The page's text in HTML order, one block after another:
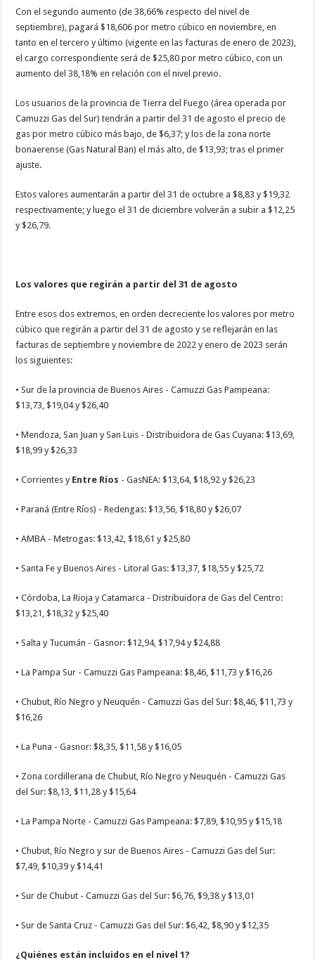
Con el segundo aumento (de 38,66% respecto del nivel de
septiembre), pagará $18,606 por metro cúbico en noviembre, en
tanto en el tercero y último (vigente en las facturas de enero de 2023),
el cargo correspondiente será de $25,80 por metro cúbico, con un
aumento del 38,18% en relación con el nivel previo.
Los usuarios de la provincia de Tierra del Fuego (área operada por
Camuzzi Gas del Sur) tendrán a partir del 31 de agosto el precio de
gas por metro cúbico más bajo, de $6,37; y los de la zona norte
bonaerense (Gas Natural Ban) el más alto, de $13,93; tras el primer
ajuste.
Estos valores aumentarán a partir del 31 de octubre a $8,83 y $19,32
respectivamente; y luego el 31 de diciembre volverán a subir a $12,25
y $26,79.
Los valores que regirán a partir del 31 de agosto
Entre esos dos extremos, en orden decreciente los valores por metro
cúbico que regirán a partir del 31 de agosto y se reflejarán en las
facturas de septiembre y noviembre de 2022 y enero de 2023 serán
los siguientes:
• Sur de la provincia de Buenos Aires - Camuzzi Gas Pampeana:
$13,73, $19,04 y $26,40
• Mendoza, San Juan y San Luis - Distribuidora de Gas Cuyana: $13,69,
$18,99 y $26,33
• Corrientes y Entre Ríos - GasNEA: $13,64, $18,92 y $26,23
• Paraná (Entre Ríos) - Redengas: $13,56, $18,80 y $26,07
• AMBA - Metrogas: $13,42, $18,61 y $25,80
• Santa Fe y Buenos Aires - Litoral Gas: $13,37, $18,55 y $25,72
• Córdoba, La Rioja y Catamarca - Distribuidora de Gas del Centro:
$13,21, $18,32 y $25,40
• Salta y Tucumán - Gasnor: $12,94, $17,94 y $24,88
• La Pampa Sur - Camuzzi Gas Pampeana: $8,46, $11,73 y $16,26
• Chubut, Río Negro y Neuquén - Camuzzi Gas del Sur: $8,46, $11,73 y
$16,26
• La Puna - Gasnor: $8,35, $11,58 y $16,05
• Zona cordillerana de Chubut, Río Negro y Neuquén - Camuzzi Gas
del Sur: $8,13, $11,28 y $15,64
• La Pampa Norte - Camuzzi Gas Pampeana: $7,89, $10,95 y $15,18
• Chubut, Río Negro y sur de Buenos Aires - Camuzzi Gas del Sur:
$7,49, $10,39 y $14,41
• Sur de Chubut - Camuzzi Gas del Sur: $6,76, $9,38 y $13,01
• Sur de Santa Cruz - Camuzzi Gas del Sur: $6,42, $8,90 y $12,35
¿Quiénes están incluidos en el nivel 1?